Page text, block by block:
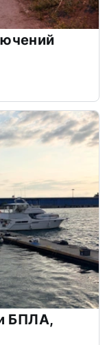
БПЛА,